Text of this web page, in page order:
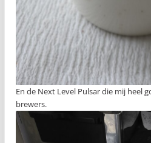
En de Next Level Pulsar die mij heel
brewers.